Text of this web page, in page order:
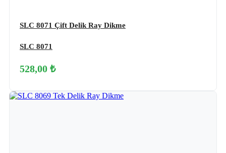
SLC 8071 Çift Delik Ray Dikme
SLC 8071
528,00 ₺